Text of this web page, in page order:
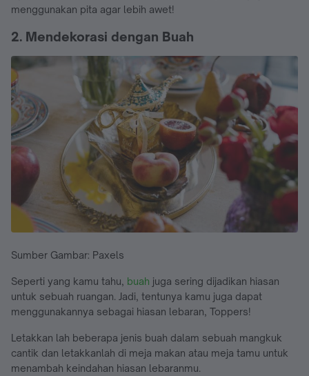
menggunakan pita agar lebih awet!
2. Mendekorasi dengan Buah
Sumber Gambar: Paxels
Seperti yang kamu tahu, buah juga sering dijadikan hiasan
untuk sebuah ruangan. Jadi, tentunya kamu juga dapat
menggunakannya sebagai hiasan lebaran, Toppers!
Letakkan lah beberapa jenis buah dalam sebuah mangkuk
cantik dan letakkanlah di meja makan atau meja tamu untuk
menambah keindahan hiasan lebaranmu.